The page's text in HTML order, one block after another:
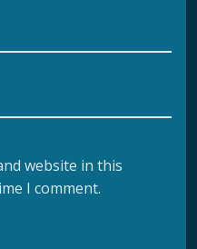
website in this
I comment.